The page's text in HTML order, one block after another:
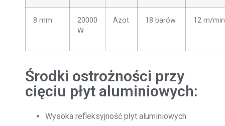
8 mm
20000
W
Azot 18 barów 12 m/min
Środki ostrożności przy
cięciu płyt aluminiowych:
Wysoka refleksyjność płyt aluminiowych